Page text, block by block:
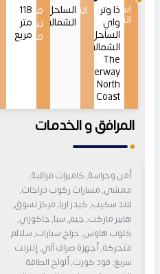
اسم
المشروع
ذا وتر
واي
الساحل
الشمالي
The
Waterway
North
Coast
الموقع
الساحل
الشمالي
مساحات
تبدأ
من
118
متر
مربع
المرافق و الخدمات
أمن وحراسة, كاميرات مراقبة,
ممشى, مسارات ركوب دراجات,
لاند سكيب, كيدز اريا, مركز تسوق,
هايبر ماركت, جيم, سبا, جاكوزي,
كلوب هاوس, جراج سيارات, سلالم
متحركة, أجهزة صراف آلي, إنترنت
سريع, فود كورت, ألواح الطاقة